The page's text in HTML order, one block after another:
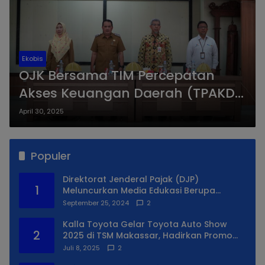
Ekobis
OJK Bersama TIM Percepatan
Akses Keuangan Daerah (TPAKD)
Kabupaten Maros Gelar Rapat
Koordinasi Tahun 2025
April 30, 2025
Populer
1
Direktorat Jenderal Pajak (DJP)
Meluncurkan Media Edukasi Berupa
Simulator Coretax
September 25, 2024 2
2
Kalla Toyota Gelar Toyota Auto Show
2025 di TSM Makassar, Hadirkan Promo
Spesial
Juli 8, 2025 2